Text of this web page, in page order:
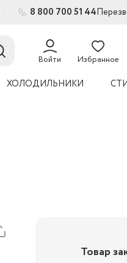
8 800 700 51 44
Войти Избранное
ХОЛОДИЛЬНИКИ
Товар